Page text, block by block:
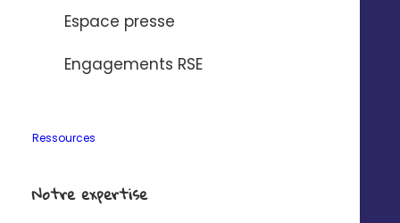
Espace presse
Engagements RSE
Ressources
Notre expertise
support d’animation marketing
est exclusivement dédié à nos
clients !
vous en avez de la chance